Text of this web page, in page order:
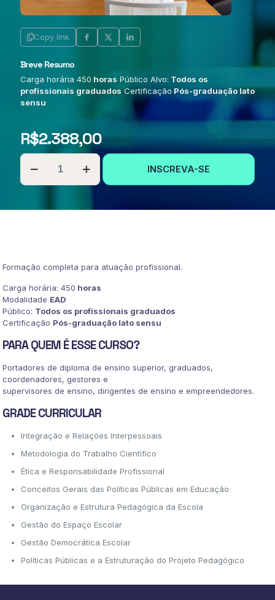
Copy link
Breve Resumo
Carga horária 450 horas Público Alvo: Todos os
profissionais graduadosCertificação Pós-graduação lato
sensu
R$2.388,00
PÓS-
GRADUAÇÃO
EM
PEDAGÓGICO
quantidade
INSCREVA-SE
Formação completa para atuação profissional.
Carga horária: 450 horas
Modalidade EAD
Público: Todos os profissionais graduados
Certificação Pós-graduação lato sensu
PARA QUEM É ESSE CURSO?
Portadores de diploma de ensino superior, graduados,
coordenadores, gestores e
supervisores de ensino, dirigentes de ensino e empreendedores.
GRADE CURRICULAR
Integração e Relações Interpessoais
Metodologia do Trabalho Científico
Ética e Responsabilidade Profissional
Conceitos Gerais das Políticas Públicas em Educação
Organização e Estrutura Pedagógica da Escola
Gestão do Espaço Escolar
Gestão Democrática Escolar
Políticas Públicas e a Estruturação do Projeto Pedagógico